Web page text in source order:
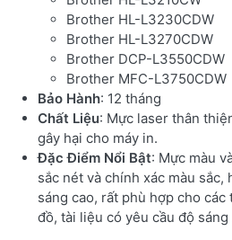
Brother HL-L3230CDW
Brother HL-L3270CDW
Brother DCP-L3550CDW
Brother MFC-L3750CDW
Bảo Hành: 12 tháng
Chất Liệu: Mực laser thân
gây hại cho máy in.
Đặc Điểm Nổi Bật: Mực màu
sắc nét và chính xác màu
sáng cao, rất phù hợp cho các
đồ, tài liệu có yêu cầu độ sáng